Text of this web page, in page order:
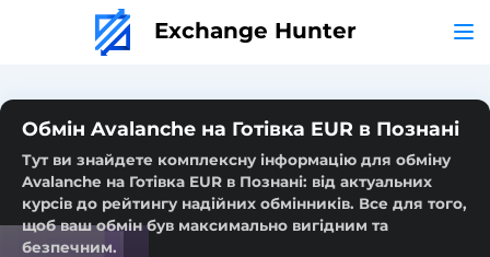
Exchange Hunter
Обмін Avalanche на Готівка EUR в Познані
Тут ви знайдете комплексну інформацію для обміну
Avalanche на Готівка EUR в Познані: від актуальних
курсів до рейтингу надійних обмінників. Все для того,
щоб ваш обмін був максимально вигідним та
безпечним.